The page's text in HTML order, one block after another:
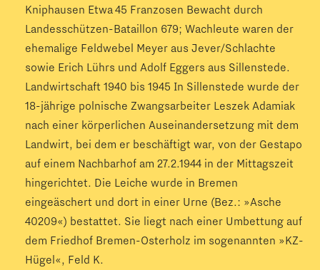
Kniphausen Etwa 45 Franzosen Bewacht durch
Landesschützen-Bataillon 679; Wachleute waren der
ehemalige Feldwebel Meyer aus Jever/Schlachte
sowie Erich Lührs und Adolf Eggers aus Sillenstede.
Landwirtschaft 1940 bis 1945 In Sillenstede wurde der
18-jährige polnische Zwangsarbeiter Leszek Adamiak
nach einer körperlichen Auseinandersetzung mit dem
Landwirt, bei dem er beschäftigt war, von der Gestapo
auf einem Nachbarhof am 27.2.1944 in der Mittagszeit
hingerichtet. Die Leiche wurde in Bremen
eingeäschert und dort in einer Urne (Bez.: »Asche
40209«) bestattet. Sie liegt nach einer Umbettung auf
dem Friedhof Bremen-Osterholz im sogenannten »KZ-
Hügel«, Feld K.